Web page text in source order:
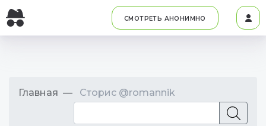
СМОТРЕТЬ АНОНИМНО
Главная Сторис @romannik